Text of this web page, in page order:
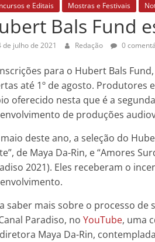
e Editais Mostras e Festivais
Bals Fund
de julho de 2021 Redação 0
para o Hubert Bals
até 1º de agosto.
oferecido nesta que é a
de produções
deste ano, a seleção do
de Maya Da-Rin, e “Amores
2021). Eles receberam o
saber mais sobre o processo
Paradiso, no YouTube, uma
Maya Da-Rin,